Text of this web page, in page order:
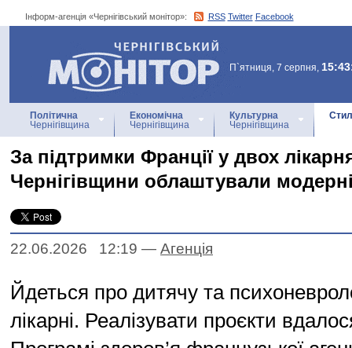
Інформ-агенція «Чернігівський монітор»: RSS Twitter Facebook
Інформ-агенція
«Чернігівський монітор»
П`ятниця, 7 серпня,
Політична
Чернігівщина
Економічна
Чернігівщина
Культурна
Чернігівщина
За підтримки Франції у двох
Чернігівщини облаштували
22.06.2026 12:19 — Агенцiя
Йдеться про дитячу та
лікарні. Реалізувати проєкти